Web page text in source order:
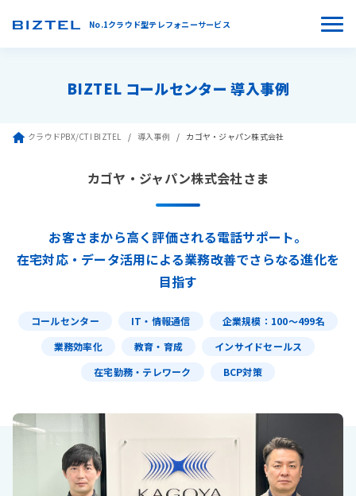
No.1クラウド型テレフォニーサービス
BIZTEL コールセンター 導入事例
クラウドPBX/CTI BIZTEL 導入事例 カゴヤ・ジャパン株式会社
カゴヤ・ジャパン株式会社さま
お客さまから高く評価される電話サポート。
在宅対応・データ活用による業務改善でさらなる進化を
目指す
コールセンター IT・情報通信
企業規模：100〜499名
業務効率化
教育・育成
インサイドセールス
在宅勤務・テレワーク
BCP対策